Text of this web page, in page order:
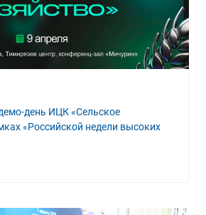
день ИЦК «Сельское
«Российской недели высоких